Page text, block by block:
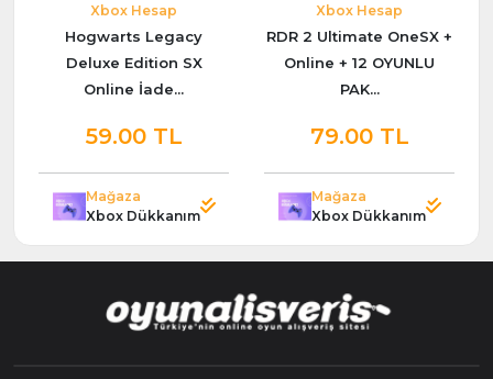
Xbox Hesap
Hogwarts Legacy
Deluxe Edition SX
Online İade...
59.00 TL
Mağaza
Xbox Dükkanım
Xbox Hesap
RDR 2 Ultimate OneSX +
Online + 12 OYUNLU
PAK...
79.00 TL
Mağaza
Xbox Dükkanım